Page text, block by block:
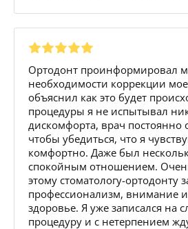
Ортодонт проинформировал
необходимости коррекции
объяснил как это будет
процедуры я не испытывал
дискомфорта, врач постоянно
чтобы убедиться, что я
комфортно. Даже был
спокойным отношением.
этому стоматологу-ортодонту
профессионализм, внимание
здоровье. Я уже записался на
процедуру и с нетерпением